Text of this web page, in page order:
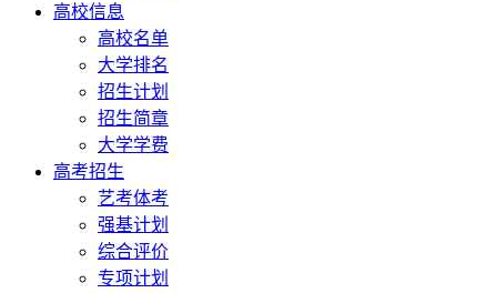
高校信息
高校名单
大学排名
招生计划
招生简章
大学学费
高考招生
艺考体考
强基计划
综合评价
专项计划